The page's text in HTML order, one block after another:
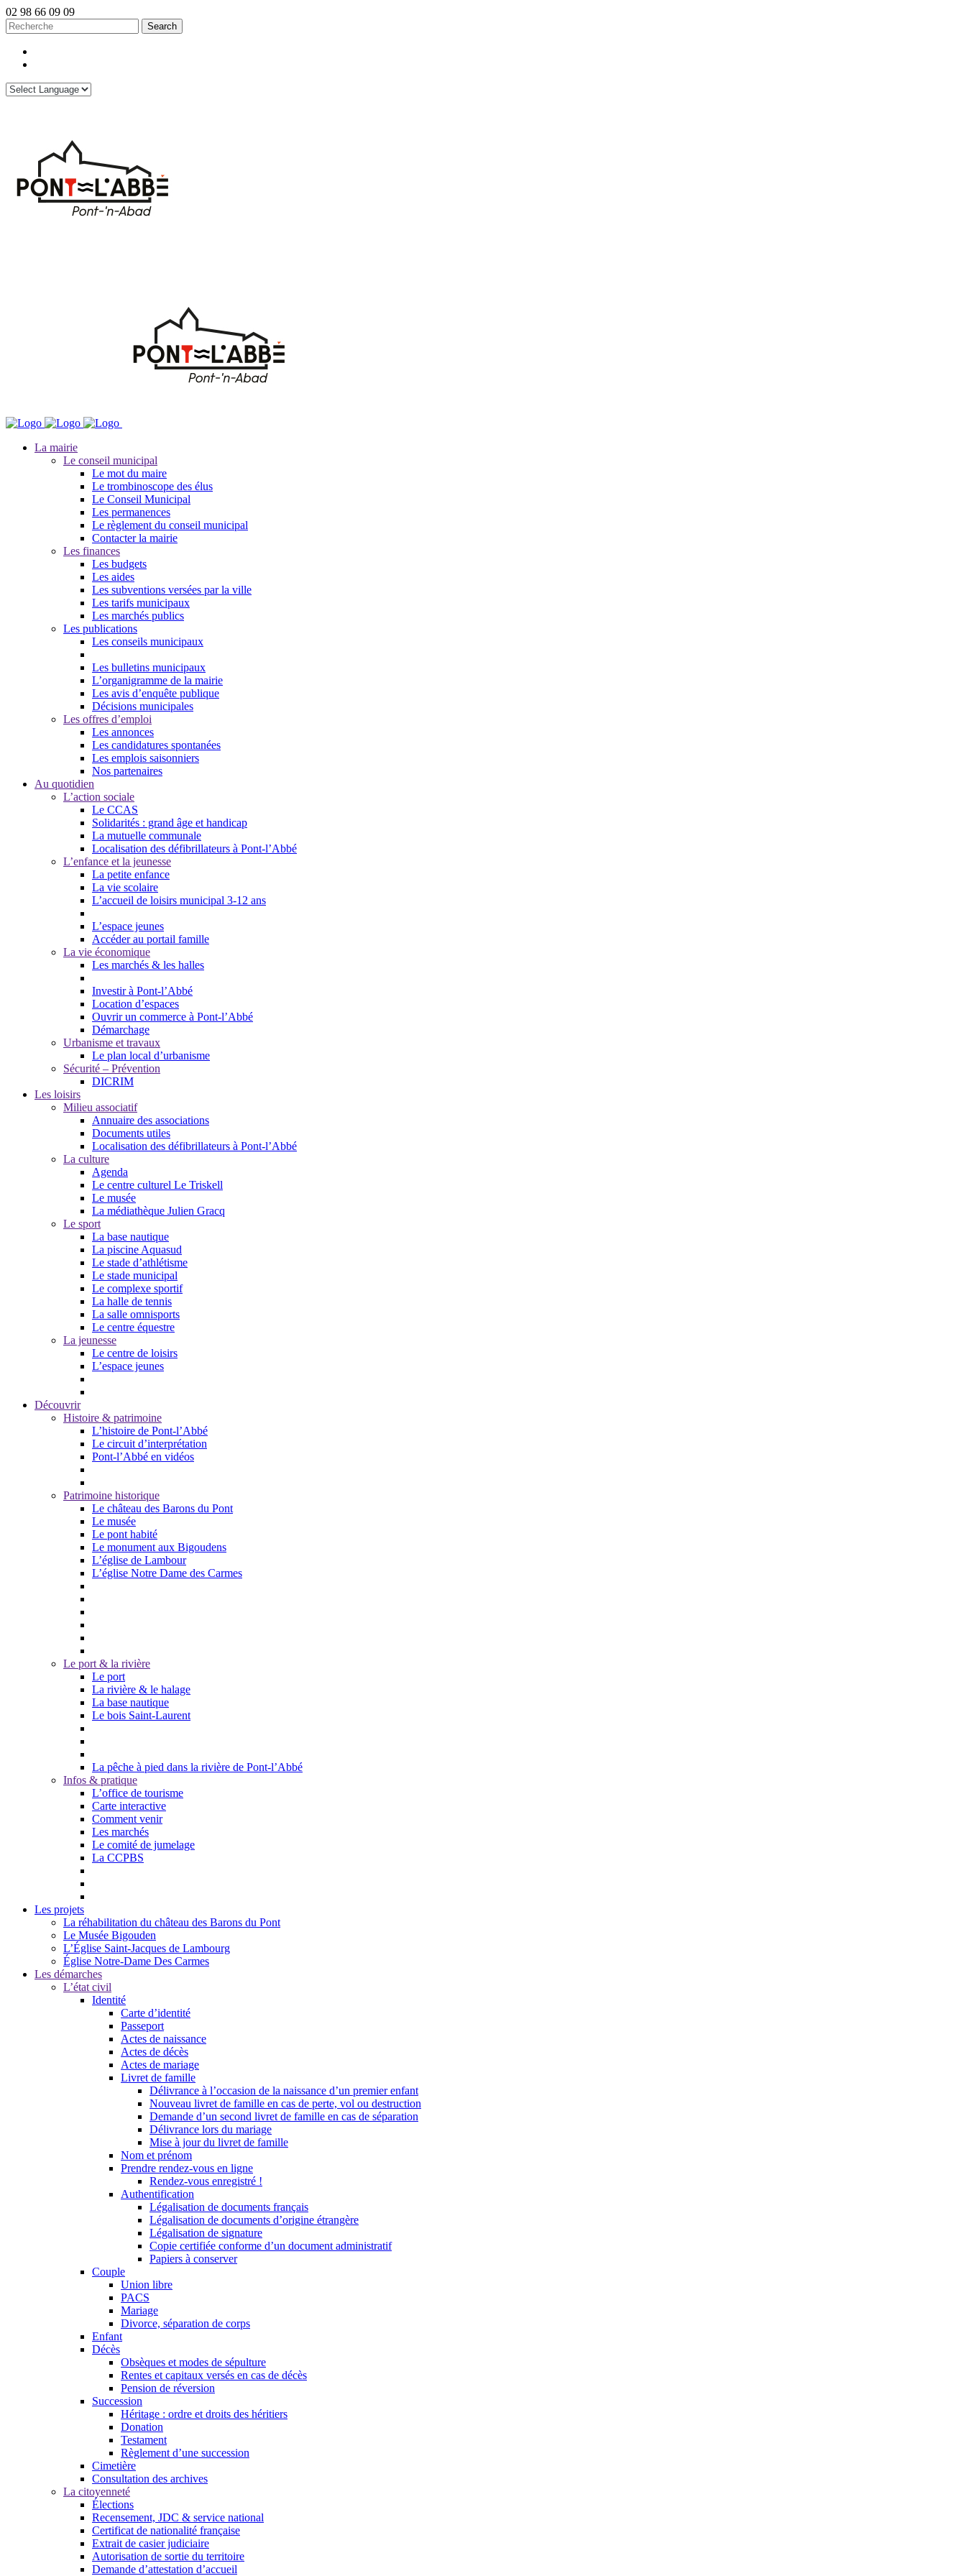
02 98 66 09 09
La mairie
Le conseil municipal
Le mot du maire
Le trombinoscope des élus
Le Conseil Municipal
Les permanences
Le règlement du conseil municipal
Contacter la mairie
Les finances
Les budgets
Les aides
Les subventions versées par la ville
Les tarifs municipaux
Les marchés publics
Les publications
Les conseils municipaux
Les bulletins municipaux
L’organigramme de la mairie
Les avis d’enquête publique
Décisions municipales
Les offres d’emploi
Les annonces
Les candidatures spontanées
Les emplois saisonniers
Nos partenaires
Au quotidien
L’action sociale
Le CCAS
Solidarités : grand âge et handicap
La mutuelle communale
Localisation des défibrillateurs à Pont-l’Abbé
L’enfance et la jeunesse
La petite enfance
La vie scolaire
L’accueil de loisirs municipal 3-12 ans
L’espace jeunes
Accéder au portail famille
La vie économique
Les marchés & les halles
Investir à Pont-l’Abbé
Location d’espaces
Ouvrir un commerce à Pont-l’Abbé
Démarchage
Urbanisme et travaux
Le plan local d’urbanisme
Sécurité – Prévention
DICRIM
Les loisirs
Milieu associatif
Annuaire des associations
Documents utiles
Localisation des défibrillateurs à Pont-l’Abbé
La culture
Agenda
Le centre culturel Le Triskell
Le musée
La médiathèque Julien Gracq
Le sport
La base nautique
La piscine Aquasud
Le stade d’athlétisme
Le stade municipal
Le complexe sportif
La halle de tennis
La salle omnisports
Le centre équestre
La jeunesse
Le centre de loisirs
L’espace jeunes
Découvrir
Histoire & patrimoine
L’histoire de Pont-l’Abbé
Le circuit d’interprétation
Pont-l’Abbé en vidéos
Patrimoine historique
Le château des Barons du Pont
Le musée
Le pont habité
Le monument aux Bigoudens
L’église de Lambour
L’église Notre Dame des Carmes
Le port & la rivière
Le port
La rivière & le halage
La base nautique
Le bois Saint-Laurent
La pêche à pied dans la rivière de Pont-l’Abbé
Infos & pratique
L’office de tourisme
Carte interactive
Comment venir
Les marchés
Le comité de jumelage
La CCPBS
Les projets
La réhabilitation du château des Barons du Pont
Le Musée Bigouden
L’Église Saint-Jacques de Lambourg
Église Notre-Dame Des Carmes
Les démarches
L’état civil
Identité
Carte d’identité
Passeport
Actes de naissance
Actes de décès
Actes de mariage
Livret de famille
Délivrance à l’occasion de la naissance d’un premier enfant
Nouveau livret de famille en cas de perte, vol ou destruction
Demande d’un second livret de famille en cas de séparation
Délivrance lors du mariage
Mise à jour du livret de famille
Nom et prénom
Prendre rendez-vous en ligne
Rendez-vous enregistré !
Authentification
Légalisation de documents français
Légalisation de documents d’origine étrangère
Légalisation de signature
Copie certifiée conforme d’un document administratif
Papiers à conserver
Couple
Union libre
PACS
Mariage
Divorce, séparation de corps
Enfant
Décès
Obsèques et modes de sépulture
Rentes et capitaux versés en cas de décès
Pension de réversion
Succession
Héritage : ordre et droits des héritiers
Donation
Testament
Règlement d’une succession
Cimetière
Consultation des archives
La citoyenneté
Élections
Recensement, JDC & service national
Certificat de nationalité française
Extrait de casier judiciaire
Autorisation de sortie du territoire
Demande d’attestation d’accueil